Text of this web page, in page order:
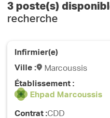
3 poste(s)
recherche
Infirmier(e)
Ville :
Marcoussis
Établissement :
Ehpad Marcoussis
Contrat :CDD